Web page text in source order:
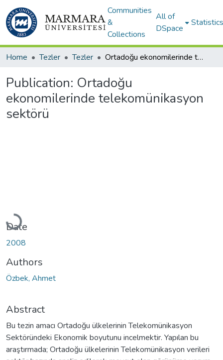
Communities
&
Collections
All of
DSpace
Statistics
Home Tezler Tezler Ortadoğu ekonomilerinde telekomünikasyon sektörü
Publication: Ortadoğu
ekonomilerinde telekomünikasyon
sektörü
Loading...
Date
2008
Authors
Özbek, Ahmet
Abstract
Bu tezin amacı Ortadoğu ülkelerinin Telekomünikasyon
Sektöründeki Ekonomik boyutunu incelmektir. Yapılan bu
araştırmada; Ortadoğu ülkelerinin Telekomünikasyon verileri